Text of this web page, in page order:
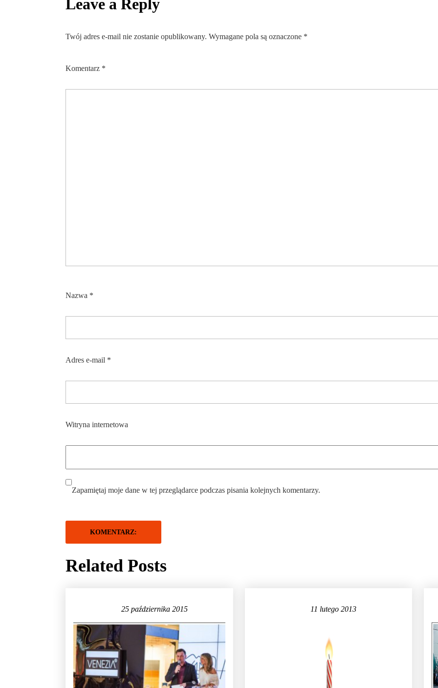
Leave a Reply
Twój adres e-mail nie zostanie opublikowany. Wymagane pola są oznaczone *
Komentarz *
Nazwa *
Adres e-mail *
Witryna internetowa
Zapamiętaj moje dane w tej przeglądarce podczas pisania kolejnych komentarzy.
Related Posts
25 października 2015 11 lutego 2013